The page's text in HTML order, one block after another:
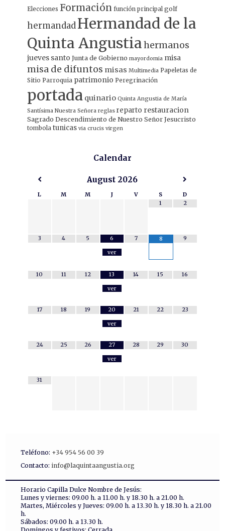
Elecciones Formación función principal golf
hermandad Hermandad de la
Quinta Angustiahermanos
jueves santo Junta de Gobierno mayordomia misa
misa de difuntos misas Multimedia Papeletas de
Sitio Parroquia patrimonio Peregrinación
portada quinario Quinta Angustia de María
Santísima Nuestra Señora reglas reparto restauracion
Sagrado Descendimiento de Nuestro Señor Jesucristo
tombola tunicas via crucis virgen
Calendar
August 2026
L M M J V S
D
1
2
3 4 5
6
ver
7 8 9
10 11 12
13
ver
14 15 16
17 18 19
20
ver
21 22 23
24 25 26
27
ver
28 29 30
31
Teléfono: +34 954 56 00 39
Contacto: info@laquintaangustia.org
Horario Capilla Dulce Nombre de Jesús:
Lunes y viernes: 09.00 h. a 11.00 h. y 18.30 h. a 21.00 h.
Martes, Miércoles y Jueves: 09.00 h. a 13.30 h. y 18.30 h. a 21.00
h.
Sábados: 09.00 h. a 13.30 h.